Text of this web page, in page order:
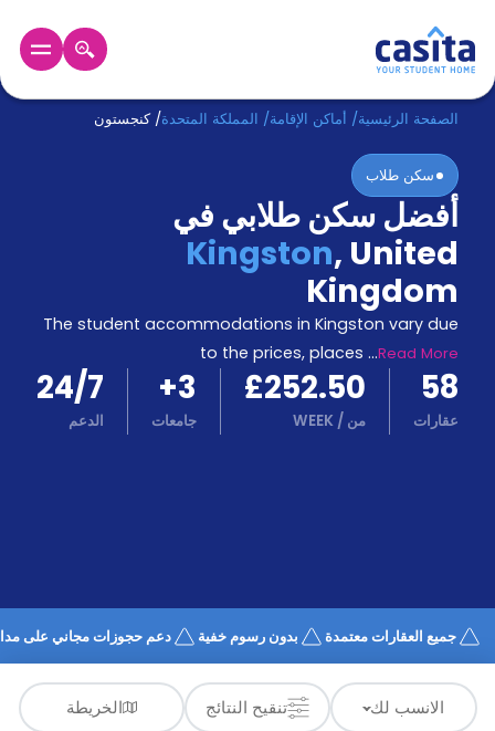
الرئيسية عربي GBP
دخول
حجز
السكن
نحن؟
المدونة
أخبر
أصدقائك
و
اكسب
كن
كيف
تعمل؟
الأسئلة
الشائعة
الصفحة الرئيسية/ أماكن الإقامة/ المملكة المتحدة/كنجستون
سكن طلاب
أفضل سكن طلابي في
Kingston, United
Kingdom
The student accommodations in Kingston vary due
to the prices, places ...Read More
58
عقارات
£252.50
من /
WEEK
3
+
جامعات
24/7
الدعم
جميع العقارات معتمدة بدون رسوم خفية دعم حجوزات مجاني على مدار
الانسب لك تنقيح النتائج الخريطة